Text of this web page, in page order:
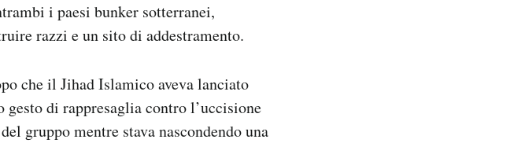
i paesi bunker sotterranei,
razzi e un sito di addestramento.
che il Jihad Islamico aveva lanciato
di rappresaglia contro l’uccisione
gruppo mentre stava nascondendo una